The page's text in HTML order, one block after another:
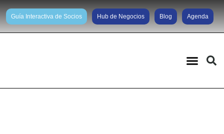
Guía Interactiva de Socios Hub de Negocios Blog Agenda